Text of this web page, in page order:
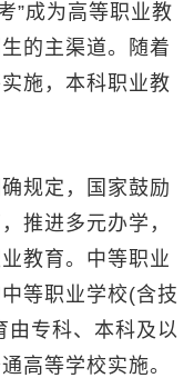
”成为高等职业教
的主渠道。随着
施，本科职业教
规定，国家鼓励
推进多元办学，
教育。中等职业
等职业学校(含技
由专科、本科及以
高等学校实施。